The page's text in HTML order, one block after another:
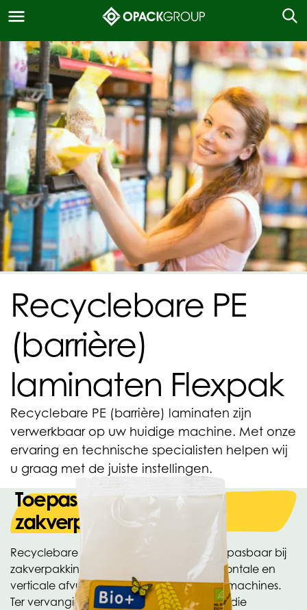
Recyclebare PE
(barrière)
laminaten Flexpak
Recyclebare PE (barrière) laminaten zijn
verwerkbaar op uw huidige machine. Met onze
ervaring en technische specialisten helpen wij
u graag met de juiste instellingen.
Toepasbaar bij
zakverpakkingen
Recyclebare PE (barrière) laminaten, toepasbaar bij
zakverpakkingen geproduceerd op horizontale en
verticale afvulmachines en pouchzakkenmachines.
Ter vervanging van de huidige laminaten die